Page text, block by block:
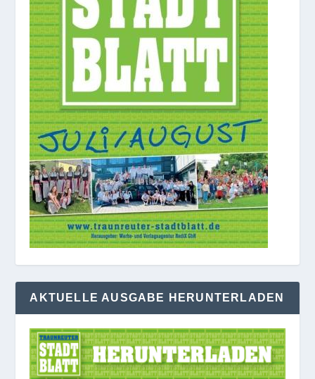
AKTUELLE AUSGABE HERUNTERLADEN